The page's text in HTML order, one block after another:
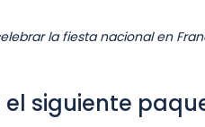
la fiesta nacional en
siguiente